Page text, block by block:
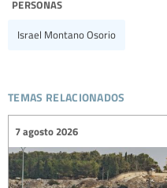
Israel Montano Osorio
temas relacionados
7 agosto 2026